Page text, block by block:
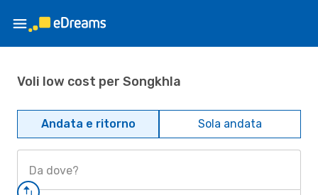
Voli low cost per Songkhla
Andata e ritorno Sola andata
Da dove?